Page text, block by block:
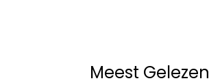
Meest Gelezen